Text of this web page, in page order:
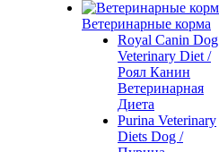
Ветеринарные корма
Royal Canin Dog
Veterinary Diet /
Роял Канин
Ветеринарная
Диета
Purina Veterinary
Diets Dog /